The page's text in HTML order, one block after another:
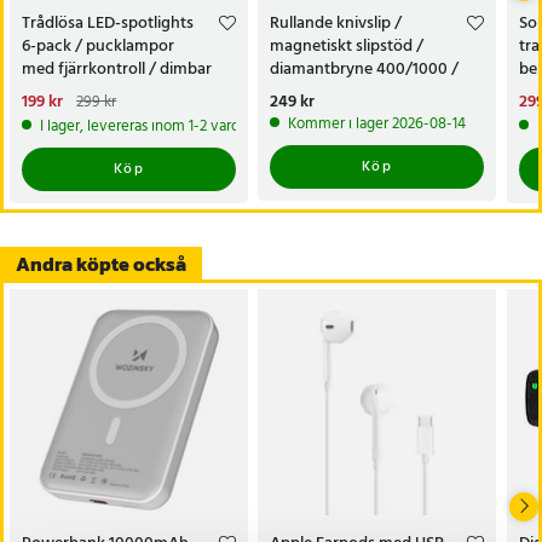
Trådlösa LED-spotlights
6-pack / pucklampor
med fjärrkontroll / dimbar
skåpbelysning
Nuvarande pris
199 krTidigare pris:299 kr
199 kr 299 kr
I lager, levereras inom 1-2 vardagar
Köp
Rullande knivslip /
magnetiskt slipstöd /
diamantbryne 400/1000 /
knivvässare med fasta vinklar
Pris:249 kr
249 kr
Kommer i lager 2026-08-14
Köp
Andra köpte också